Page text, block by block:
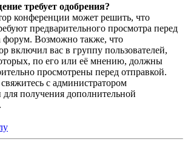
требует одобрения?
конференции может решить, что
предварительного просмотра перед
форум. Возможно также, что
включил вас в группу пользователей,
по его или её мнению, должны
просмотрены перед отправкой.
с администратором
получения дополнительной